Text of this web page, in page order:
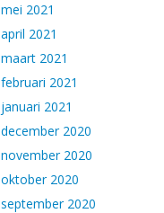
mei 2021
april 2021
maart 2021
februari 2021
januari 2021
december 2020
november 2020
oktober 2020
september 2020